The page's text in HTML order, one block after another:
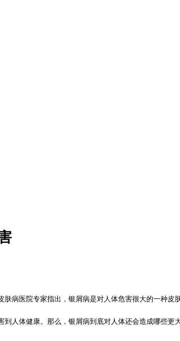
肤病医院专家指出，银屑病是对人体危害很大的一种
人体健康。那么，银屑病到底对人体还会造成哪些更